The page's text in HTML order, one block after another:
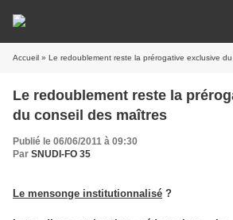
Accueil » Le redoublement reste la prérogative exclusive
Le redoublement reste la
du conseil des maîtres
Publié le 06/06/2011 à 09:30
Par SNUDI-FO 35
Le mensonge institutionnalisé ?